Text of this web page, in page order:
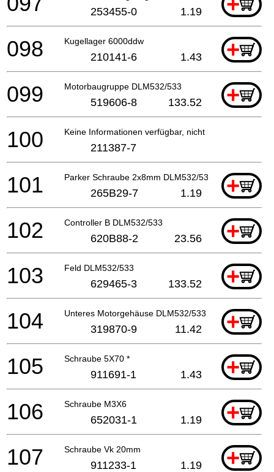
253455-0 1.19
Kugellager 6000ddw +
098 210141-6 1.43
Motorbaugruppe DLM532/533 +
099 519606-8 133.52
Keine Informationen verfügbar, nicht bestellbar
100 211387-7
Parker Schraube 2x8mm DLM532/533 +
101 265B29-7 1.19
Controller B DLM532/533 +
102 620B88-2 23.56
Feld DLM532/533 +
103 629465-3 133.52
Unteres Motorgehäuse DLM532/533 +
104 319870-9 11.42
Schraube 5X70 * +
105 911691-1 1.43
Schraube M3X6 +
106 652031-1 1.19
Schraube Vk 20mm +
107 911233-1 1.19